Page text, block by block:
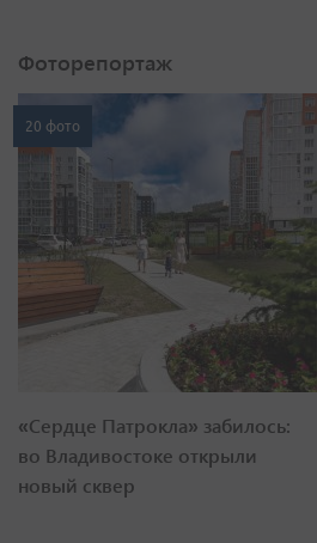
Фоторепортаж
20 фото
«Сердце Патрокла» забилось:
во Владивостоке открыли
новый сквер